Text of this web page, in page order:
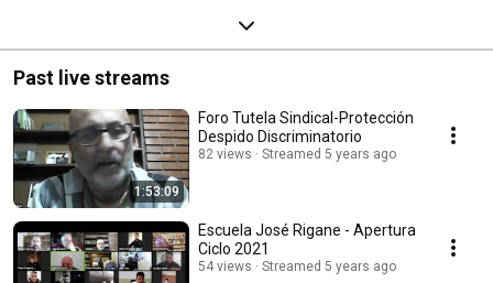
Past live streams
1:53:09
Foro Tutela Sindical-Protección
Despido Discriminatorio
82 views Streamed 5 years ago
Escuela José Rigane - Apertura
Ciclo 2021
54 views Streamed 5 years ago